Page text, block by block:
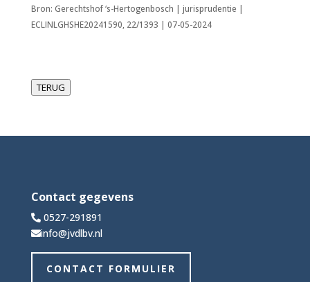
Bron: Gerechtshof ‘s-Hertogenbosch | jurisprudentie |
ECLINLGHSHE20241590, 22/1393 | 07-05-2024
TERUG
Contact gegevens
0527-291891
info@jvdlbv.nl
CONTACT FORMULIER